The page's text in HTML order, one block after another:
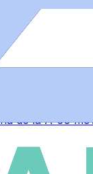
de la A-66